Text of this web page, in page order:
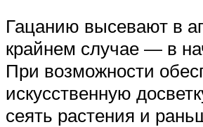
Гацанию высевают в
крайнем случае — в
При возможности
искусственную
сеять растения и